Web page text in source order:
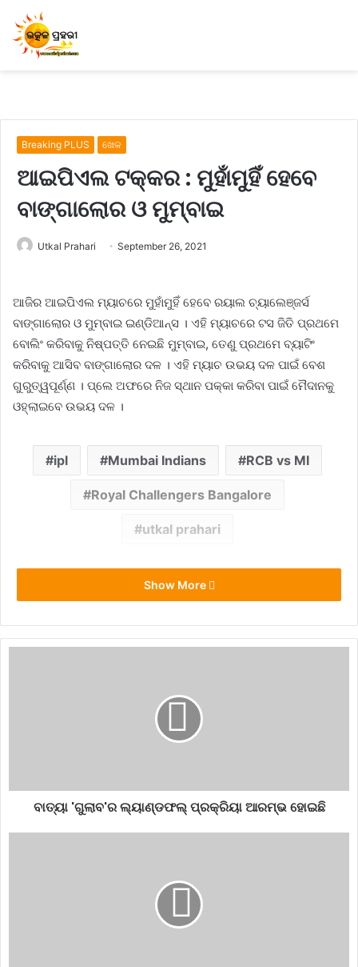
Breaking PLUS ଖେଳ
ଆଇପିଏଲ ଟକ୍କର : ମୁହାଁମୁହିଁ ହେବେ
ବାଙ୍ଗାଲୋର ଓ ମୁମ୍ବାଇ
Utkal Prahari September 26, 2021
ଆଜିର ଆଇପିଏଲ ମ୍ୟାଚରେ ମୁହାଁମୁହିଁ ହେବେ ରୟାଲ ଚ୍ୟାଲେଞ୍ଜର୍ସ
ବାଙ୍ଗାଲୋର ଓ ମୁମ୍ବାଇ ଇଣ୍ଡିଆନ୍ସ । ଏହି ମ୍ୟାଚରେ ଟସ ଜିତି ପ୍ରଥମେ
ବୋଲିଂ କରିବାକୁ ନିଷ୍ପତ୍ତି ନେଇଛି ମୁମ୍ବାଇ, ତେଣୁ ପ୍ରଥମେ ବ୍ୟାଟିଂ
କରିବାକୁ ଆସିବ ବାଙ୍ଗାଲୋର ଦଳ । ଏହି ମ୍ୟାଚ ଉଭୟ ଦଳ ପାଇଁ ବେଶ
ଗୁରୁତ୍ୱପୂର୍ଣ୍ଣ । ପ୍ଲେ ଅଫରେ ନିଜ ସ୍ଥାନ ପକ୍କା କରିବା ପାଇଁ ମୈଦାନକୁ
ଓହ୍ଲାଇବେ ଉଭୟ ଦଳ ।
ipl Mumbai Indians RCB vs MI
Royal Challengers Bangalore
utkal prahari
Show More
ବାତ୍ୟା 'ଗୁଲାବ'ର ଲ୍ୟାଣ୍ଡଫଲ୍ ପ୍ରକ୍ରିୟା ଆରମ୍ଭ ହୋଇଛି